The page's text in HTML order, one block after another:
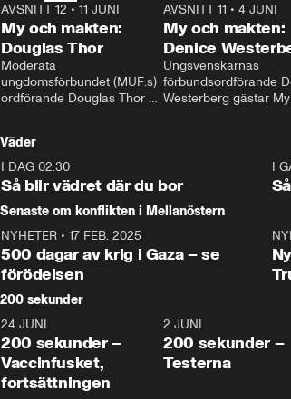
26:27
AVSNITT 12 • 11 JUNI
My och makten:
Douglas Thor
Moderata
ungdomsförbundet (MUF:s)
ordförande Douglas Thor
tonårsutvisningarna och hur
Moderaterna ska locka
väljare till valet i höst.
AVSNITT 11 •4 JUNI
My och makten:
Denice
Ungsvenskarnas
förbundsordförande
Westerberg gästar
Väder
I DAG 02:30
Så blir vädret där du bor
I
Senaste om konflikten i Mellanöstern
NYHETER • 17 FEB. 2025
500 dagar av krig i Gaza – se
förödelsen
200 sekunder
5:00
24 JUNI
200 sekunder –
Vaccinfusket,
fortsättningen
2 JUNI
200 sekunder –
Testerna